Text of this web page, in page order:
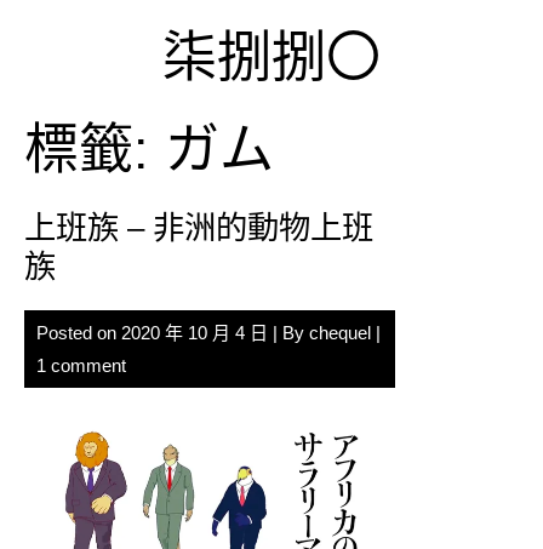
柒捌捌〇
標籤: ガム
上班族 – 非洲的動物上班
族
Posted on 2020 年 10 月 4 日 | By chequel |
1 comment